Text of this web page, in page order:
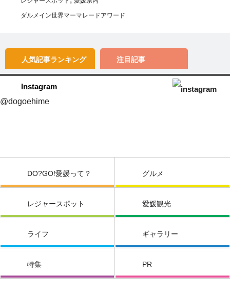
ダルメイン世界マーマレードアワード
人気記事ランキング 注目記事
Instagram
@dogoehime
DO?GO!愛媛って？ グルメ
レジャースポット 愛媛観光
ライフ ギャラリー
特集 PR